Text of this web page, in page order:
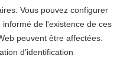
Vous pouvez configurer
de l'existence de ces
peuvent être affectées.
d’identification